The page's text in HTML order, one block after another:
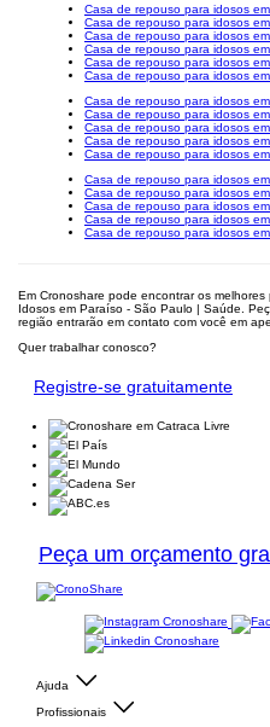
Casa de repouso para idosos
Casa de repouso para idosos
Casa de repouso para idosos
Casa de repouso para idosos
Casa de repouso para idosos
Casa de repouso para idosos
Casa de repouso para idosos
Casa de repouso para idosos
Casa de repouso para idosos
Casa de repouso para idosos
Casa de repouso para idosos
Casa de repouso para idosos
Casa de repouso para idosos
Casa de repouso para idosos
Casa de repouso para idosos
Casa de repouso para idosos
Em Cronoshare pode encontrar os
Idosos em Paraíso - São Paulo | Saúde.
região entrarão em contato com você em
Quer trabalhar conosco?
Registre-se gratuitamente
Peça um orçamento
Ajuda
Profissionais